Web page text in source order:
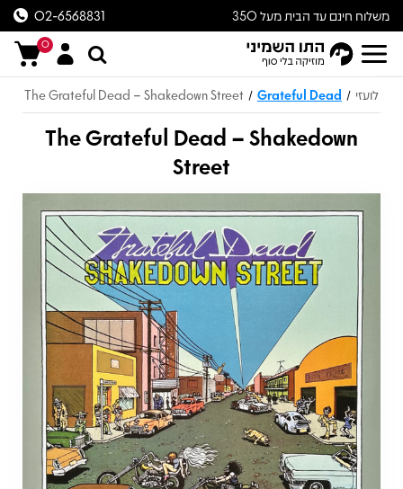
משלוח חינם עד הבית מעל 350
ש״ח
02-6568831
0
לועזי /
Grateful Dead
/
The Grateful Dead – Shakedown Street
The Grateful Dead – Shakedown
Street